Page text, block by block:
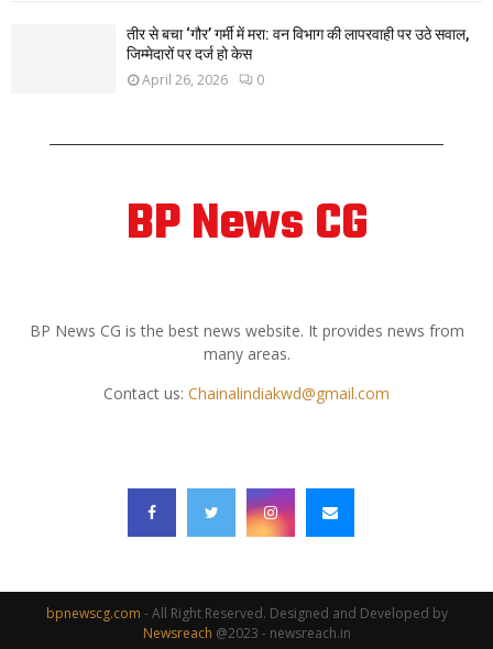
तीर से बचा ‘गौर’ गर्मी में मरा: वन विभाग की लापरवाही पर उठे सवाल,
जिम्मेदारों पर दर्ज हो केस
April 26, 2026 0
BP News CG
BP News CG is the best news website. It provides news from
many areas.
Contact us: Chainalindiakwd@gmail.com
bpnewscg.com - All Right Reserved. Designed and Developed by
Newsreach @2023 - newsreach.in